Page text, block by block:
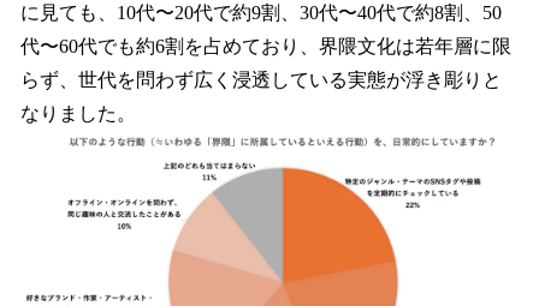
に見ても、10代〜20代で約9割、30代〜40代で約8割、50
代〜60代でも約6割を占めており、界隈文化は若年層に限
らず、世代を問わず広く浸透している実態が浮き彫りと
なりました。